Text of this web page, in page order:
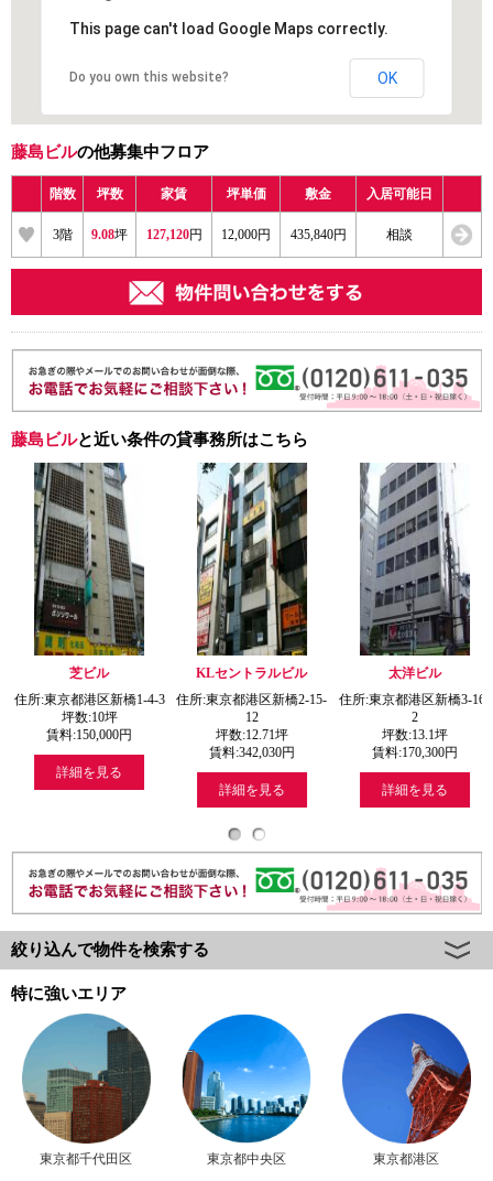
This page can't load Google Maps correctly.
Do you own this website? OK
藤島ビルの他募集中フロア
階数 坪数 家賃 坪単価 敷金 入居可能日
3階 9.08坪 127,120円 12,000円 435,840円 相談
藤島ビルと近い条件の貸事務所はこちら
芝ビル
住所:東京都港区新橋1-4-3
坪数:10坪
賃料:150,000円
詳細を見る
KLセントラルビル
住所:東京都港区新橋2-15-
12
坪数:12.71坪
賃料:342,030円
詳細を見る
太洋ビル
住所:東京都港区新橋3-16-
2
坪数:13.1坪
賃料:170,300円
詳細を見る
絞り込んで物件を検索する
特に強いエリア
東京都千代田区 東京都中央区 東京都港区